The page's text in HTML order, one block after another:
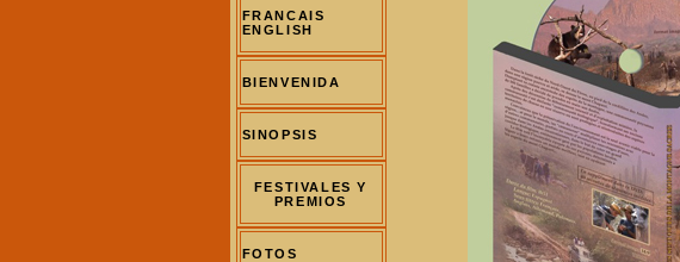
FRANCAIS
ENGLISH
BIENVENIDA
SINOPSIS
FESTIVALES Y
PREMIOS
FOTOS